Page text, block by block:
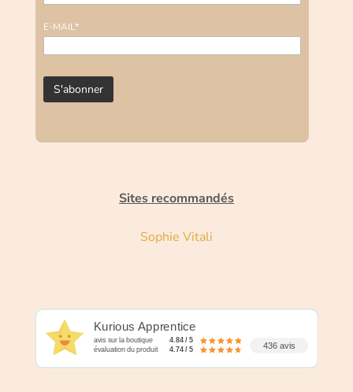
E-MAIL*
Sites recommandés
Sophie Vitali
Kurious Apprentice
avis sur la boutique 4.84 / 5
évaluation du produit 4.74 / 5 436 avis